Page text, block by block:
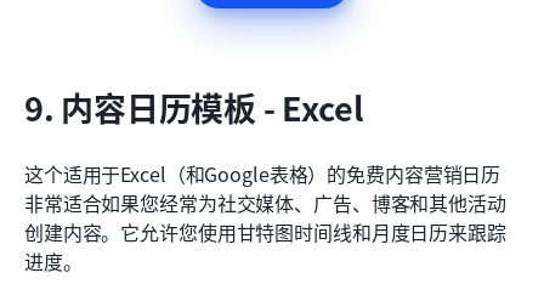
9. 内容日历模板 - Excel
这个适用于Excel（和Google表格）的免费内容营销日历
非常适合如果您经常为社交媒体、广告、博客和其他活动
创建内容。它允许您使用甘特图时间线和月度日历来跟踪
进度。